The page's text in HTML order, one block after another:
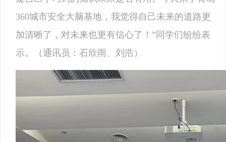
360城市安全大脑基地，我觉得自己未来的道路更
加清晰了，对未来也更有信心了！”同学们纷纷表
示。（通讯员：石欣雨、刘浩）